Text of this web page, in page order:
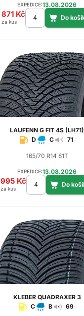
EXPEDICE:13.08.2026
871 Kč
za kus
LAUFENN G FIT 4S (LH71)
D
C 71
165/70 R14 81T
EXPEDICE:13.08.2026
995 Kč
za kus
KLEBERQUADRAXER 3
C
B 69